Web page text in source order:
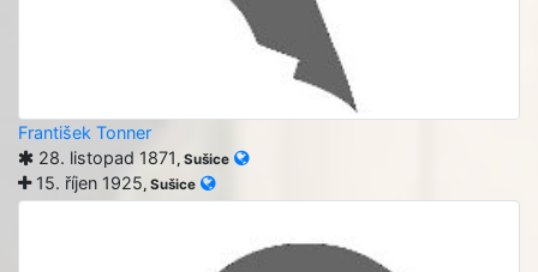
František Tonner
28. listopad 1871 , Sušice
15. říjen 1925, Sušice